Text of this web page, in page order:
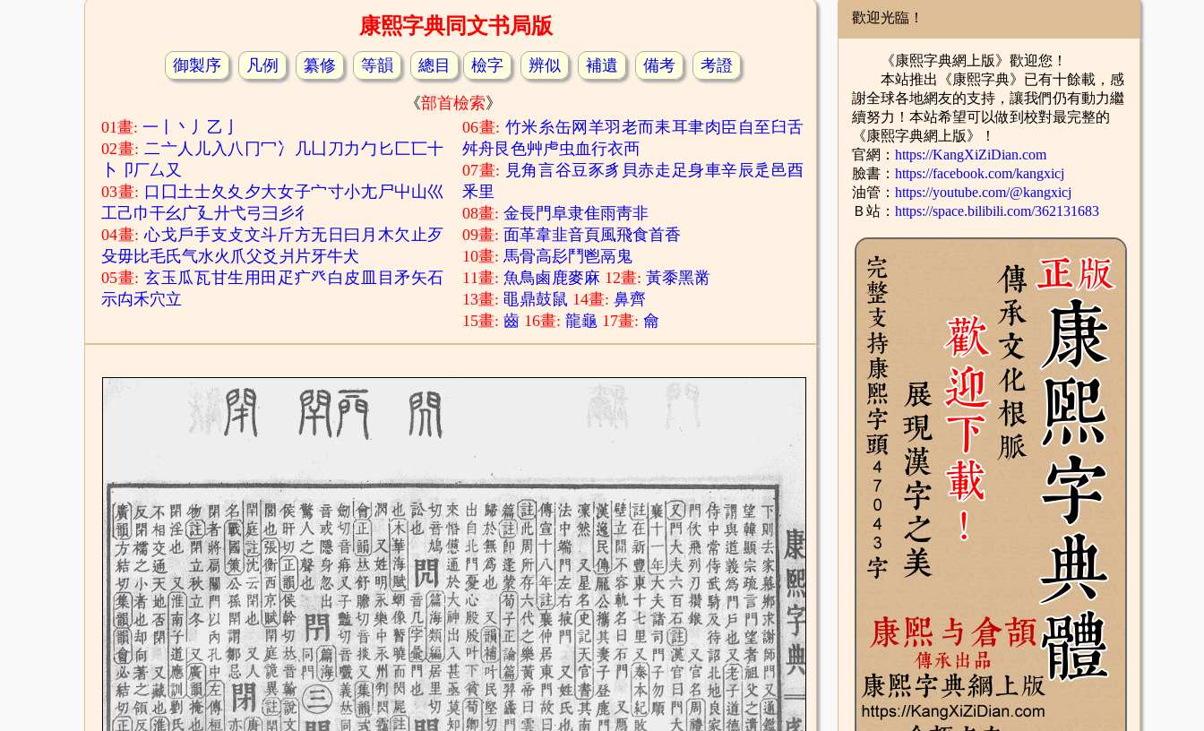
康熙字典同文书局版
御製序 凡例 纂修 等韻 總目 檢字 辨似 補遺 備考 考證
《部首檢索》
01畫:一 丶 丿 乙
02畫:二亠人 儿入 八 冂冖 冫 几凵 刀 力勹 匕 匚匸十
卜
卩厂厶 又
03畫: 口 囗土士夂 夊 夕大女子宀寸小尢尸屮山巛
工己巾干幺 广廴廾弋弓彐 彡彳
04畫:心戈戶手支 攴文斗斤方无 日 曰 月 木欠止歹
殳毋比毛氏气水火 爪父爻 爿 片牙牛犬
05畫:玄玉 瓜瓦甘生 用 田 疋疒癶白 皮 目矛矢石
示禸禾穴立
06畫: 竹米 糸缶网 羊羽老而耒耳聿肉臣 自 至 臼舌
舛舟艮色艸虍虫血行衣襾
07畫: 見角言谷豆豕豸 貝赤走 足身車辛辰辵 邑酉
釆里
08畫:金長門阜隶隹雨靑非
09畫: 面革韋韭音頁風飛食首香
10畫:馬骨高髟 鬥鬯鬲 鬼
11畫:魚鳥鹵鹿麥麻 12畫:黃黍黑黹
13畫:黽鼎鼓鼠 14畫:鼻齊
15畫:齒 16畫:龍龜 17畫:龠
歡迎光臨！
《康熙字典網上版》歡迎您！
本站推出《康熙字典》已有十餘載，感
謝全球各地網友的支持，讓我們仍有動力繼
續努力！本站希望可以做到校對最完整的
《康熙字典網上版》！
官網： https://KangXiZiDian.com
臉書： https://facebook.com/kangxicj
油管： https://youtube.com/@kangxicj
Ｂ站： https://space.bilibili.com/362131683